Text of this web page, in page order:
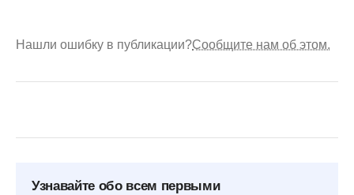
Нашли ошибку в публикации?Сообщите нам об этом.
Узнавайте обо всем первыми